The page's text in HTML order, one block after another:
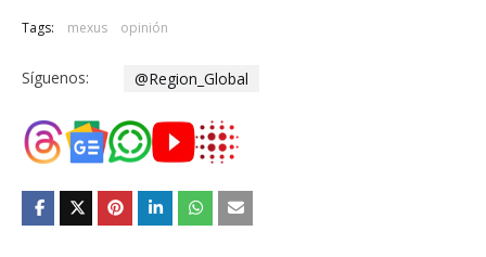
Tags: mexus opinión
Síguenos: @Region_Global